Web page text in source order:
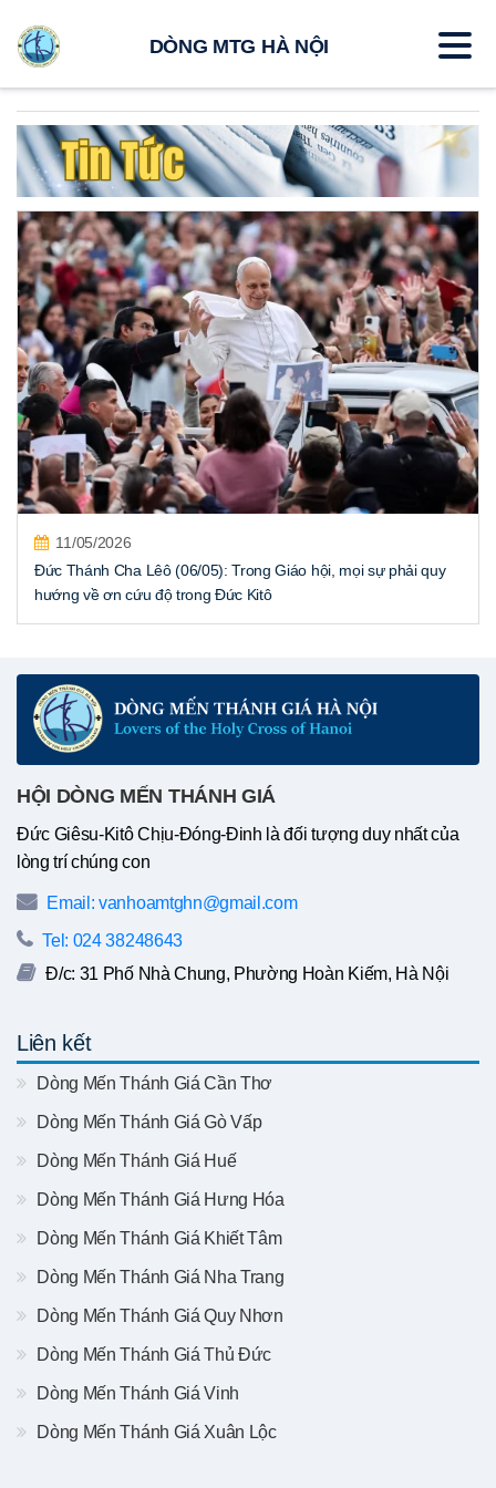
11/05/2026
Đức Thánh Cha Lêô (06/05): Trong Giáo hội, mọi sự phải quy
hướng về ơn cứu độ trong Đức Kitô
HỘI DÒNG MẾN THÁNH GIÁ
Đức Giêsu-Kitô Chịu-Đóng-Đinh là đối tượng duy nhất của
lòng trí chúng con
Email: vanhoamtghn@gmail.com
Tel: 024 38248643
Đ/c: 31 Phố Nhà Chung, Phường Hoàn Kiếm, Hà Nội
Liên kết
Dòng Mến Thánh Giá Cần Thơ
Dòng Mến Thánh Giá Gò Vấp
Dòng Mến Thánh Giá Huế
Dòng Mến Thánh Giá Hưng Hóa
Dòng Mến Thánh Giá Khiết Tâm
Dòng Mến Thánh Giá Nha Trang
Dòng Mến Thánh Giá Quy Nhơn
Dòng Mến Thánh Giá Thủ Đức
Dòng Mến Thánh Giá Vinh
Dòng Mến Thánh Giá Xuân Lộc
DÒNG MTG HÀ NỘI